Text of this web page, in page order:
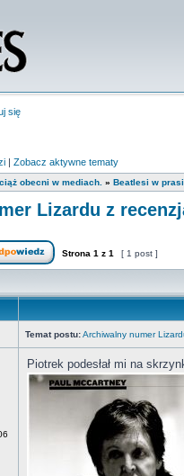
się
| Zobacz aktywne tematy
obecni w mediach. » Beatlesi w
Lizardu z
Strona 1 z 1 [ 1 post ]
Temat postu:Archiwalny numer
Piotrek podesłał mi na